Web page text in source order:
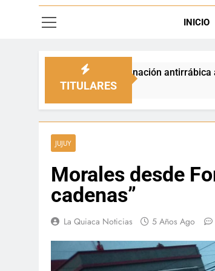
INICIO
TITULARES
antirrábica a Piedra Negra
JUJUY
Morales desde
cadenas”
La Quiaca Noticias 5 Años Ago